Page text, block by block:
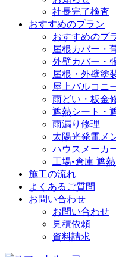
社長完了検査
おすすめのプラン
おすすめのプ
屋根カバー・
外壁カバー・
屋根・外壁塗
屋上バルコニ
雨どい・板金
遮熱シート・
雨漏り修理
太陽光発電メ
ハウスメーカ
工場•倉庫 遮
施工の流れ
よくあるご質問
お問い合わせ
お問い合わせ
見積依頼
資料請求